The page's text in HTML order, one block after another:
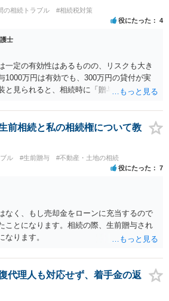
の相続トラブル #相続税対策
役にたった 4
士
一定の有効性はあるものの、リスクも大き
1000万円は有効でも、300万円の貸付が実
と見られると、相続時に「贈与」と評価さ
しては、 ①信託（家族信託・目的信託） 財
（信頼できる友人や専門職）に管理させ、
・介護費に優先充当 ・残余を友人や慈善団
相続ではなく信託帰属になるため、子の関
②遺言＋生命保険の組合せ 生活資金は手元
を友人・団体にした保険を活用。保険金は
分対策にも有効と思われます。 ③負担付死
条件に、死亡時に財産を渡す」契約。条件
後の安心を担保できます。 ④ 寄附予約＋解
予約しつつ、資金不足時は解除できる条項
と思われます。
前相続と私の相続権について教
ル #生前贈与 #不動産・土地の相続
役にたった 7
なく、もし売却金をローンに充当するので
ことになります。相続の際、生前贈与され
なります。
代理人も対応せず、着手金の返